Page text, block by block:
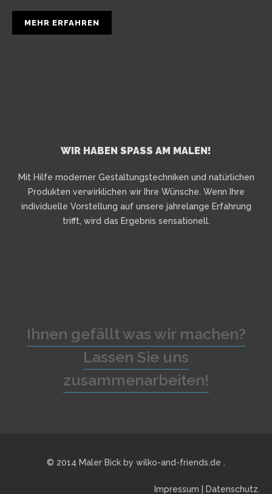
MEHR ERFAHREN
WIR HABEN SPASS AM MALEN!
Mit Hilfe moderner Gestaltungstechniken und natürlichen
Produkten verwirklichen wir Ihre Wünsche. Wenn Ihre
individuelle Vorstellung auf unsere jahrelange Erfahrung
trifft, wird das Ergebnis sensationell.
Ihnen gefällt was wir machen?
Lassen Sie uns
zusammenarbeiten!
© 2014 Maler Bick by wilko-and-friends.de
Impressum | Datenschutz